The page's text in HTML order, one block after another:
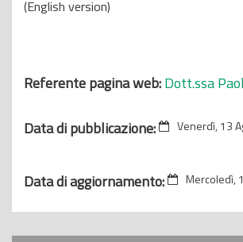
(English version)
Referente pagina web:Dott.ssa
Data di pubblicazione: Venerdì, 13
Data di aggiornamento: Mercoledì,